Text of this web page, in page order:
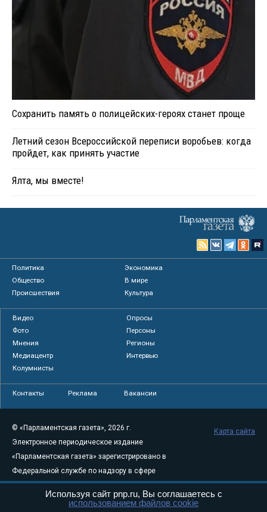
Сохранить память о полицейских-героях станет проще
Летний сезон Всероссийской переписи воробьев: когда
пройдет, как принять участие
Ялта, мы вместе!
Политика
Экономика
Общество
В мире
Происшествия
Культура
Видео
Опросы
Фото
Персоны
Мнения
Регионы
Медиацентр
Интервью
Колумнисты
Контакты Реклама Вакансии
© «Парламентская газета», 2026 г.
Электронное периодическое издание
«Парламентская газета» зарегистрировано в
Федеральной службе по надзору в сфере
связи, информационных технологий и
массовых коммуникаций (Роскомнадзор) 05
Карта сайта
Используя сайт pnp.ru, Вы соглашаетесь с
использованием файлов cookie